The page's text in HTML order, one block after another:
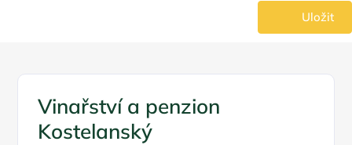
Uložit
Vinařství a penzion
Kostelanský